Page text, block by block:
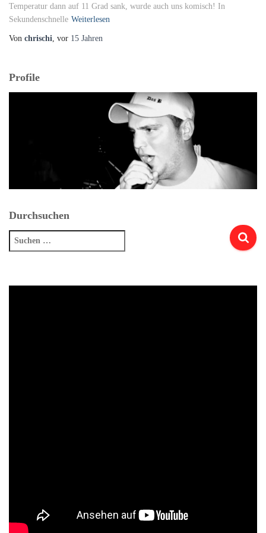
Temperatur dann auf 11 Grad sank, wurde auch uns komisch! In
Sekundenschnelle Weiterlesen
Von chrischi, vor 15 Jahren
Profile
Durchsuchen
Suchen
nach: